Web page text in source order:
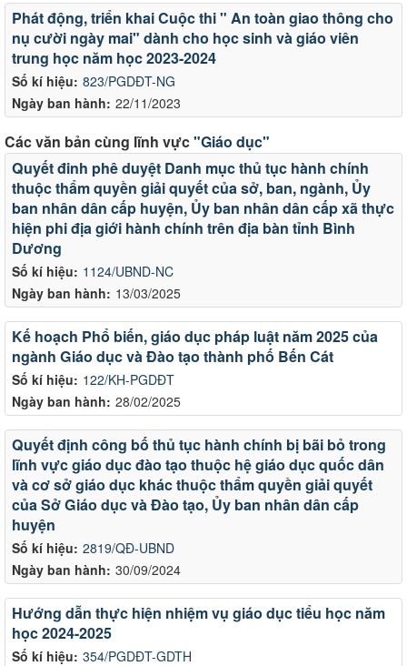
Số kí hiệu: 823/PGDĐT-NG
Ngày ban hành: 22/11/2023
Phát động, triển khai Cuộc thi " An toàn giao thông cho
nụ cười ngày mai" dành cho học sinh và giáo viên
trung học năm học 2023-2024
Các văn bản cùng lĩnh vực"Giáo dục"
Số kí hiệu: 1124/UBND-NC
Ngày ban hành: 13/03/2025
Quyết đinh phê duyệt Danh mục thủ tục hành chính
thuộc thẩm quyền giải quyết của sở, ban, ngành, Ủy
ban nhân dân cấp huyện, Ủy ban nhân dân cấp xã thực
hiện phi địa giới hành chính trên địa bàn tỉnh Bình
Dương
Số kí hiệu: 122/KH-PGDĐT
Ngày ban hành: 28/02/2025
Kế hoạch Phổ biến, giáo dục pháp luật năm 2025 của
ngành Giáo dục và Đào tạo thành phố Bến Cát
Số kí hiệu: 2819/QĐ-UBND
Ngày ban hành: 30/09/2024
Quyết định công bố thủ tục hành chính bị bãi bỏ trong
lĩnh vực giáo dục đào tạo thuộc hệ giáo dục quốc dân
và cơ sở giáo dục khác thuộc thẩm quyền giải quyết
của Sở Giáo dục và Đào tạo, Ủy ban nhân dân cấp
huyện
Số kí hiệu: 354/PGDĐT-GDTH
Hướng dẫn thực hiện nhiệm vụ giáo dục tiểu học năm
học 2024-2025